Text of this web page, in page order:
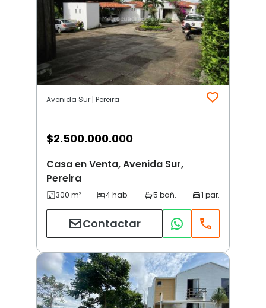
Avenida Sur | Pereira
$2.500.000.000
Casa en Venta, Avenida Sur,
Pereira
Contactar